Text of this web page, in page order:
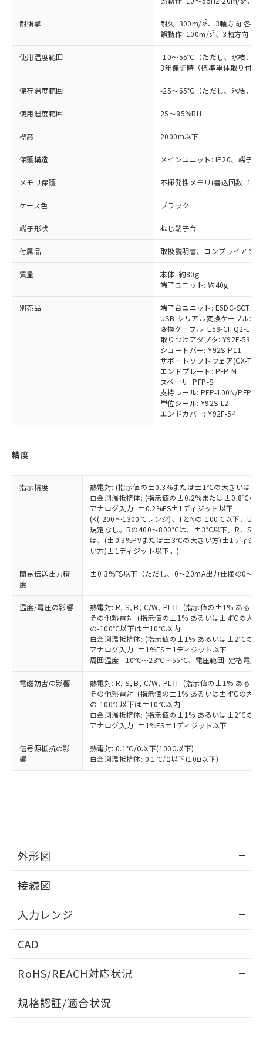
耐衝撃 耐久: 300m/s2、3軸方向 各3回
誤動作: 100m/s2 、3軸方向 各
使用温度範囲
-10～55℃（ただし、氷結、結
3年保証時（標準単体取り付
保存温度範囲 -25～65℃（ただし、氷結、結
使用湿度範囲 25～85%RH
標高 2000m以下
保護構造 メインユニット: IP20、端子
メモリ保護 不揮発性メモリ(書込回数: 100
ケース色 ブラック
端子形状 ねじ端子台
付属品 取扱説明書、コンプライアン
質量
本体: 約80g
端子ユニット: 約40g
別売品
端子台ユニット: E5DC-SCT1S
USB-シリアル変換ケーブル:
変換ケーブル: E58-CIFQ2-E
取りつけアダプタ: Y92F-53
ショートバー: Y92S-P11
サポートソフトウェア(CX-
エンドプレート: PFP-M
スペーサ: PFP-S
支持レール: PFP-100N/PFP-
単位シール: Y92S-L2
エンドカバー: Y92F-54
精度
指示精度
熱電対: (指示値の±0.3%または±1℃の大きいほう
白金測温抵抗体: (指示値の±0.2%または±0.8℃の
アナログ入力: ±0.2%FS±1ディジット以下
(K(-200～1300℃レンジ)、TとNの-100℃以下、U
規定なし。Bの400～800℃は、±3℃以下。R、S
は、(±0.3%PVまたは±3℃の大きい方)±1ディジ
い方)±1ディジット以下。)
簡易伝送出力精
度
±0.3%FS以下（ただし、0～20mA出力仕様の0～
温度/電圧の影響
熱電対: R, S, B, C/W, PLⅡ: (指示値の±1% ある
その他熱電対: (指示値の±1% あるいは±4℃の大き
の-100℃以下は±10℃以内
白金測温抵抗体: (指示値の±1% あるいは±2℃の大
アナログ入力: ±1%FS±1ディジット以下
周囲温度: -10℃～23℃～55℃、電圧範囲: 定格電圧
電磁妨害の影響
熱電対: R, S, B, C/W, PLⅡ: (指示値の±1% ある
その他熱電対: (指示値の±1% あるいは±4℃の大き
の-100℃以下は±10℃以内
白金測温抵抗体: (指示値の±1% あるいは±2℃の大
アナログ入力: ±1%FS±1ディジット以下
信号源抵抗の影
響
熱電対: 0.1℃/Ω以下(100Ω以下)
白金測温抵抗体: 0.1℃/Ω以下(10Ω以下)
外形図
接続図
入力レンジ
CAD
ドすることができます。
ログイン/会員登録
RoHS/REACH対応状況
EU RoHS 注意事項・凡例
規格認証/適合状況
本サービスは、当社制御機器事業取扱
商品の当社在庫状況および標準価格
(税抜)を提供させていただくもので
当社制御機器事業取扱商品の中には、
本サービスの対象外となる商品もある
ことをご了承ください。
在庫状況および標準価格照会結果は、
記載している更新日時点での社内デー
覧された時点での実際の在庫および標
準価格とは異なる場合があることをご
正式な納期状況および標準価格はお客
様のお取引先、またはお客様担当のオ
ムロン制御機器販売店・当社販売員に
オムロン制御機器販売店や当社販売拠
販売ネットワーク
」をご確認
在庫状況および標準価格結果を当社の
事前の承諾なく第三者に漏洩または開
示しないようお願いします。
マイパーツ機能（部品リスト作成サー
ビス）をご利用いただくには、I-Web
メンバーズにご登録されている必要が
お客様が当ウェブサイト上で当社にご
登録された部品リストについて、当社
および当社の共同利用者が、当社の製
品・サービスに関するお客様との取
引・商談に必要な範囲で利用すること
※当社の共同利用者とは、"個人情報
調査・確認中：EU RoHS指令（10物質）の
非含有の対応状況を調査中または確認中の
害物質有無と関係のない商品です。
仕入先様の事情により、非含有部品として
いたものが、含有品と判明した場合などや
むを得ず変更することがあります。
鉛(Pb) 1000ppm以下、 水銀(Hg) 1000ppm以下、 カド
六価クロム(Cr(Ⅵ)) 1000ppm以下、ポリ臭化ビフェニル
類(PBB) 1000ppm以下、ポリ臭化ジフェニルエーテル類
(PBDE) 1000ppm以下、フタル酸ビス(2-エチルヘキシ
ル) (DEHP)(別名：DOP) 1000ppm以下、フタル酸ブチ
ルベンジル（BBP） 1000ppm以下、フタル酸ジブチル
（DBP） 1000ppm以下、フタル酸ジイソブチル
フタル酸エステル類の４物質については閾値を超える意
図的な使用がないことを確認しています。
部品在庫の切り替え状況などにより、予定
月が前後することがあります。
※3 非含有証明書ダウンロード
下記の非含有証明書をダウンロードするこ
EU RoHS指令（10物質）の非含有証明書
また、RoHS指令のフタル酸エステル類４
物質の対応では、対応完了までの期間は出
荷製品に未対応品が混在することから備考
欄に対応日を記載しておりました。
既に当社にて対応品への在庫切替を完了
していることから、特段のことがない限
り、2022年1月12日より割愛しておりま
す。
「○」：最大均質材料含有率が中国RoHSの
基準値以下であることを示します。
「×」：最大均質材料含有率が中国RoHSの
基準値を超えていることを示します。
「－」：未確認です。当社販売部門へお問
い合わせください。
*中国RoHS10物質の基準値 (GB/T26572)：
Cr(Ⅵ)(六価クロム) : 1000ppm、 PBBs(ポリ臭化ビフェ
ニル類) : 1000ppm、 PBDEs(ポリ臭化ジフェニルエーテ
ル類) : 1000ppm、
DBP(フタル酸ジブチル) : 1000ppm、 DIBP(フタル酸ジ
イソブチル) : 1000ppm、 BBP(フタル酸ブチルベンジ
ル) : 1000ppm、
DEHP(フタル酸ビス(2-エチルヘキシル)) : 1000ppm
「ｅ」：有害物質（10物質）のすべてが基
準値以下であることを示します。
「10」：通常の使用状況下において有害物
質が外部に漏えいし、環境に深刻な影響を
及ぼさない年数を意味します。
「－」：未確認です。当社販売部門へお問
当社は、これら貴社製品のうち、外国
為替および外国貿易法に定める商品
（以下｢規制貨物等」という）を輸出
または国外への提供する場合は、日本
国政府の輸出許可(または役務取引許
可)を取得するなどの必要な手続きを
当社は規制貨物を破棄する場合は、完
全に破砕するなど、違法に輸出されな
いよう必要な手段を講じます。
ル、化学兵器、生物兵器またはその他
武器並びにこれらの製造装置等に一切
当社は、貴社製品を第三者に販売する
場合は、上記1、2および3の内容を当
該第三者に通知します。また当社は、
販売先および販売に係わる関係者が違
法に輸出するおそれがある場合は、取
り引きをいたしません。
キャンセル
一定数以上の在庫あり
在庫なし(最新の在庫状況につ
いては、お客様のお取引先、ま
たはお客様担当のオムロン制御
機器販売店・当社販売員にご確
受注生産機種、また在庫状況の
情報を公開していない機種